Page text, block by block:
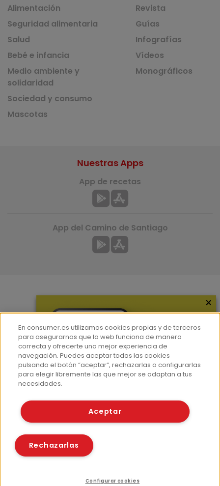
Alimentación
Seguridad alimentaria
Salud
Bebé e infancia
Medio ambiente y
solidaridad
Sociedad y consumo
Mascotas
Revista
Guías
Infografías
Vídeos
Monográficos
Hemeroteca
Contacto
Prensa
Corpus Lingüístico Consumer
Nuestras Apps
App de recetas
App del Camino de Santiago
© Fundación EROSKI
Políticas de cookies
×
En consumer.es utilizamos cookies propias y de terceros
para asegurarnos que la web funciona de manera
correcta y ofrecerte una mejor experiencia de
navegación. Puedes aceptar todas las cookies
pulsando el botón “aceptar”, rechazarlas o configurarlas
para elegir libremente las que mejor se adaptan a tus
necesidades.
Aceptar
Rechazarlas
Configurar cookies